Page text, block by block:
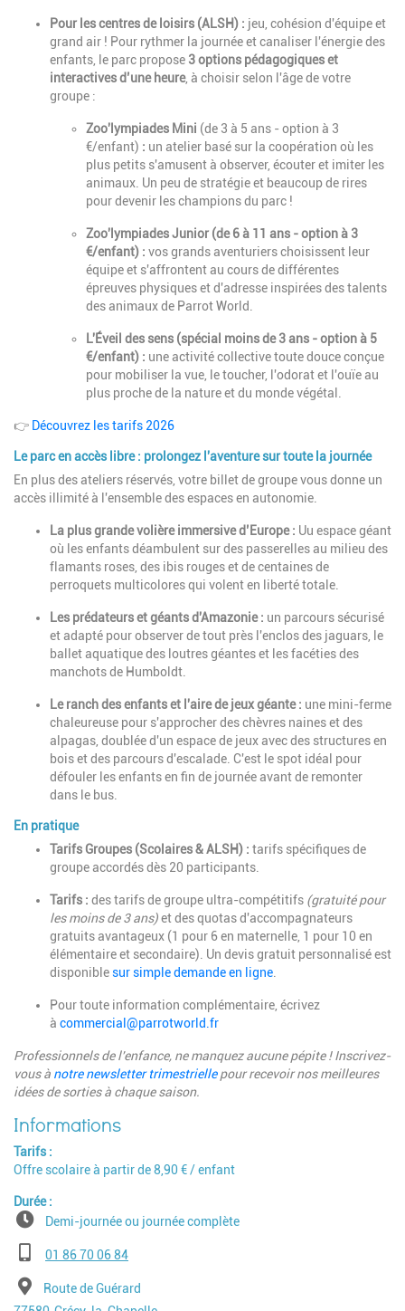
Pour les centres de loisirs (ALSH) : jeu, cohésion d'équipe et
grand air ! Pour rythmer la journée et canaliser l'énergie des
enfants, le parc propose 3 options pédagogiques et
interactives d’une heure, à choisir selon l'âge de votre
groupe :
Zoo'lympiades Mini (de 3 à 5 ans - option à 3
€/enfant) : un atelier basé sur la coopération où les
plus petits s'amusent à observer, écouter et imiter les
animaux. Un peu de stratégie et beaucoup de rires
pour devenir les champions du parc !
Zoo'lympiades Junior (de 6 à 11 ans - option à 3
€/enfant) : vos grands aventuriers choisissent leur
équipe et s'affrontent au cours de différentes
épreuves physiques et d'adresse inspirées des talents
des animaux de Parrot World.
L'Éveil des sens (spécial moins de 3 ans - option à 5
€/enfant) : une activité collective toute douce conçue
pour mobiliser la vue, le toucher, l'odorat et l'ouïe au
plus proche de la nature et du monde végétal.
👉 Découvrez les tarifs 2026
Le parc en accès libre : prolongez l'aventure sur toute la journée
En plus des ateliers réservés, votre billet de groupe vous donne un
accès illimité à l'ensemble des espaces en autonomie.
La plus grande volière immersive d’Europe : Uu espace géant
où les enfants déambulent sur des passerelles au milieu des
flamants roses, des ibis rouges et de centaines de
perroquets multicolores qui volent en liberté totale.
Les prédateurs et géants d'Amazonie : un parcours sécurisé
et adapté pour observer de tout près l'enclos des jaguars, le
ballet aquatique des loutres géantes et les facéties des
manchots de Humboldt.
Le ranch des enfants et l'aire de jeux géante : une mini-ferme
chaleureuse pour s'approcher des chèvres naines et des
alpagas, doublée d'un espace de jeux avec des structures en
bois et des parcours d'escalade. C'est le spot idéal pour
défouler les enfants en fin de journée avant de remonter
dans le bus.
En pratique
Tarifs Groupes (Scolaires & ALSH) : tarifs spécifiques de
groupe accordés dès 20 participants.
Tarifs : des tarifs de groupe ultra-compétitifs (gratuité pour
les moins de 3 ans)et des quotas d'accompagnateurs
gratuits avantageux (1 pour 6 en maternelle, 1 pour 10 en
élémentaire et secondaire). Un devis gratuit personnalisé est
disponiblesur simple demande en ligne
Pour toute information complémentaire, écrivez
à commercial@parrotworld.fr
Professionnels de l'enfance, ne manquez aucune pépite ! Inscrivez-
vous à notre newsletter trimestriellepour recevoir nos meilleures
idées de sorties à chaque saison.
Tarifs
Offre scolaire à partir de 8,90 € / enfant
Durée
Demi-journée ou journée complète
Téléphone01 86 70 06 84
AdresseRoute de Guérard